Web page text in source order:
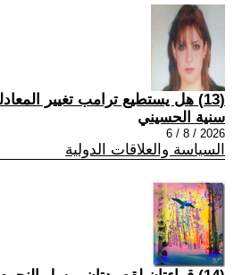
(13) هل يستطيع ترامب تغيير المعادلة في غزة؟
سنية الحسيني
2026 / 8 / 6
السياسة والعلاقات الدولية